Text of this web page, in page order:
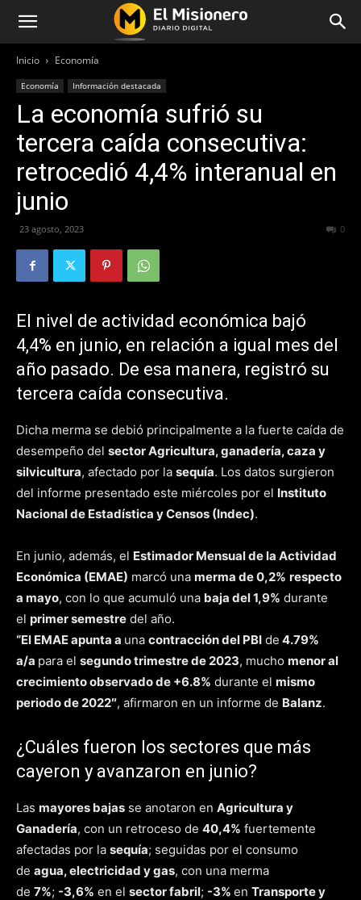
Inicio Economía
Economía Información destacada
La economía sufrió su
tercera caída consecutiva:
retrocedió 4,4% interanual en
junio
23 agosto, 2023 0
El nivel de actividad económica bajó
4,4% en junio, en relación a igual mes del
año pasado. De esa manera, registró su
tercera caída consecutiva.
Dicha merma se debió principalmente a la fuerte caída de
desempeño del sector Agricultura, ganadería, caza y
silvicultura, afectado por la sequía. Los datos surgieron
del informe presentado este miércoles por el Instituto
Nacional de Estadística y Censos (Indec).
En junio, además, el Estimador Mensual de la Actividad
Económica (EMAE) marcó una merma de 0,2% respecto
a mayo, con lo que acumuló una baja del 1,9% durante
el primer semestre del año.
“El EMAE apunta a una contracción del PBI de 4.79%
a/a para el segundo trimestre de 2023, mucho menor al
crecimiento observado de +6.8% durante el mismo
periodo de 2022″, afirmaron en un informe de Balanz.
¿Cuáles fueron los sectores que más
cayeron y avanzaron en junio?
Las mayores bajas se anotaron en Agricultura y
Ganadería, con un retroceso de 40,4% fuertemente
afectadas por la sequía; seguidas por el consumo
de agua, electricidad y gas, con una merma
de 7%; -3,6% en el sector fabril; -3% en Transporte y